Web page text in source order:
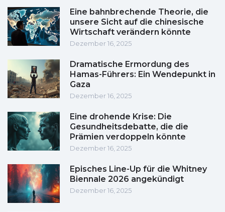
Eine bahnbrechende Theorie, die
unsere Sicht auf die chinesische
Wirtschaft verändern könnte
Dezember 16, 2025
Dramatische Ermordung des
Hamas-Führers: Ein Wendepunkt in
Gaza
Dezember 16, 2025
Eine drohende Krise: Die
Gesundheitsdebatte, die die
Prämien verdoppeln könnte
Dezember 16, 2025
Episches Line-Up für die Whitney
Biennale 2026 angekündigt
Dezember 16, 2025